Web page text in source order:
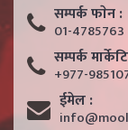
सम्पर्क फाेन :
01-4785763
सम्पर्क
+977-
ईमेल :